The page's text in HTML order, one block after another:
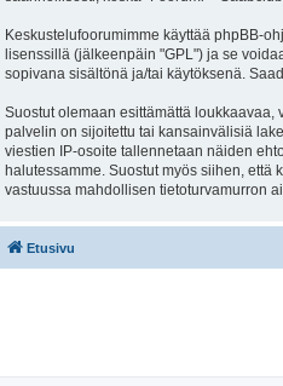
Keskustelufoorumimme käyttää phpBB-
lisenssillä (jälkeenpäin "GPL") ja se
sopivana sisältönä ja/tai käytöksenä.
Suostut olemaan esittämättä
palvelin on sijoitettu tai kansainvälisiä
viestien IP-osoite tallennetaan näiden
halutessamme. Suostut myös siihen, että
vastuussa mahdollisen tietoturvamurron
Etusivu